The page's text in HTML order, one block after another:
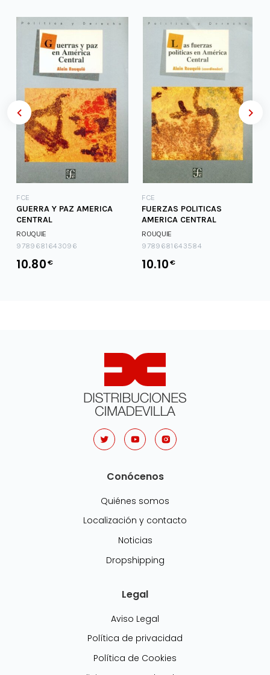
FCE
GUERRA Y PAZ AMERICA
CENTRAL
ROUQUIE
9789681643096
10.80€
FCE
FUERZAS POLITICAS
AMERICA CENTRAL
ROUQUIE
9789681643584
10.10€
Conócenos
Quiénes somos
Localización y contacto
Noticias
Dropshipping
Legal
Aviso Legal
Política de privacidad
Política de Cookies